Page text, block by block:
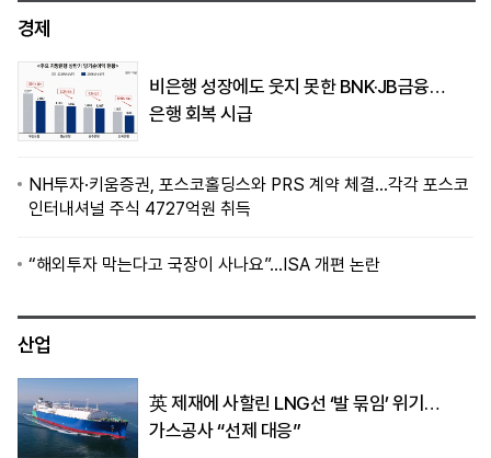
경제
비은행 성장에도 웃지 못한 BNK·JB금융…
은행 회복 시급
NH투자·키움증권, 포스코홀딩스와 PRS 계약 체결…각각 포스코
인터내셔널 주식 4727억원 취득
“해외투자 막는다고 국장이 사나요”…ISA 개편 논란
산업
英 제재에 사할린 LNG선 ‘발 묶임’ 위기…
가스공사 “선제 대응”